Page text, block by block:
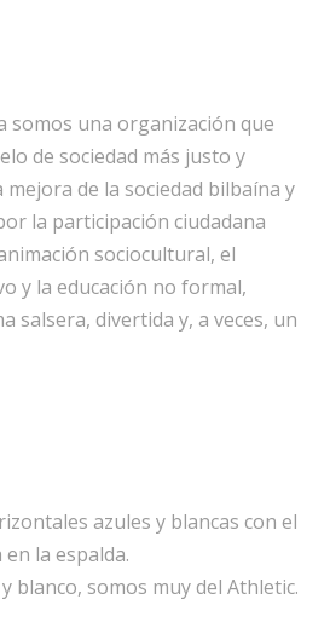
somos una organización que
de sociedad más justo y
de la sociedad bilbaína y
la participación ciudadana
sociocultural, el
y la educación no formal,
salsera, divertida y, a veces, un
azules y blancas con el
la espalda.
blanco, somos muy del Athletic.